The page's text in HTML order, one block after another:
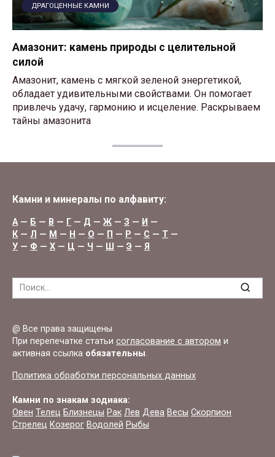
ДРАГОЦЕННЫЕ КАМНИ
Амазонит: камень природы с целительной
силой
Амазонит, камень с мягкой зеленой энергетикой,
обладает удивительными свойствами. Он помогает
привлечь удачу, гармонию и исцеление. Раскрываем
тайны амазонита
Камни и минералы по алфавиту:
А— Б — В — Г — Д — Ж — З — И —
К — Л — М — Н — О — П — Р — С — Т —
У — Ф — Х — Ц — Ч — Ш — Э — Я
Search
@ Все права защищены
При перепечатке статьи согласование с автором и
активная ссылка обязательны.
Политика обработки персональных данных
Камни по знакам зодиака:
Овен Телец Близнецы Рак Лев Дева Весы Скорпион
Стрелец Козерог Водолей Рыбы